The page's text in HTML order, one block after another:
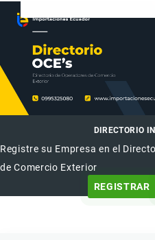
DIRECTORIO
Registre su Empresa en el
de Comercio Exterior
REGISTRAR